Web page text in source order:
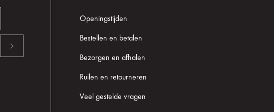
Openingstijden
Bestellen en betalen
Bezorgen en afhalen
Ruilen en retourneren
Veel gestelde vragen